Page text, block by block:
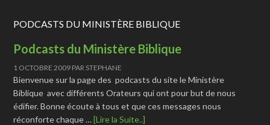
PODCASTS DU MINISTÈRE BIBLIQUE
Podcasts du Ministère Biblique
1 OCTOBRE 2009 PAR STEPHANE
Bienvenue sur la page des podcasts du site le Ministère
Biblique avec différents Orateurs qui ont pour but de nous
édifier. Bonne écoute à tous et que ces messages nous
réconforte chaque …[Lire la Suite..]